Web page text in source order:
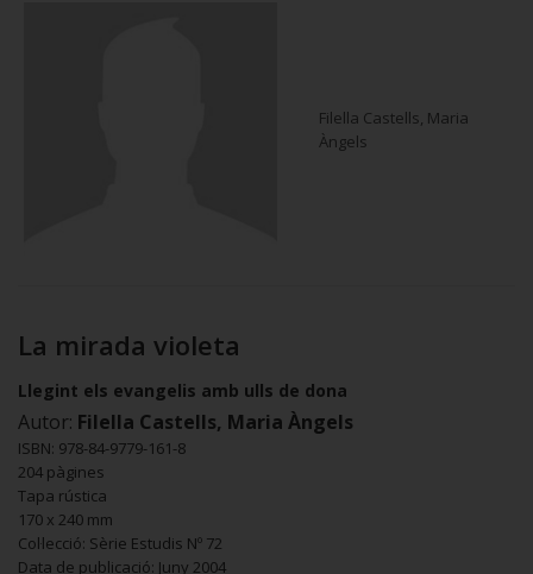
Filella Castells, Maria
Àngels
La mirada violeta
Llegint els evangelis amb ulls de dona
Autor: Filella Castells, Maria Àngels
ISBN: 978-84-9779-161-8
204 pàgines
Tapa rústica
170 x 240 mm
Col·lecció: Sèrie Estudis Nº 72
Data de publicació: Juny 2004